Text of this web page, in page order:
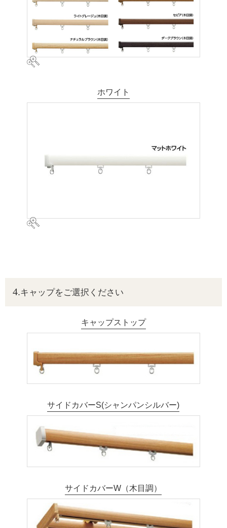
ホワイト
キャップをご選択ください
キャップストップ
サイドカバーS(シャンパンシルバー)
サイドカバーW（木目調）